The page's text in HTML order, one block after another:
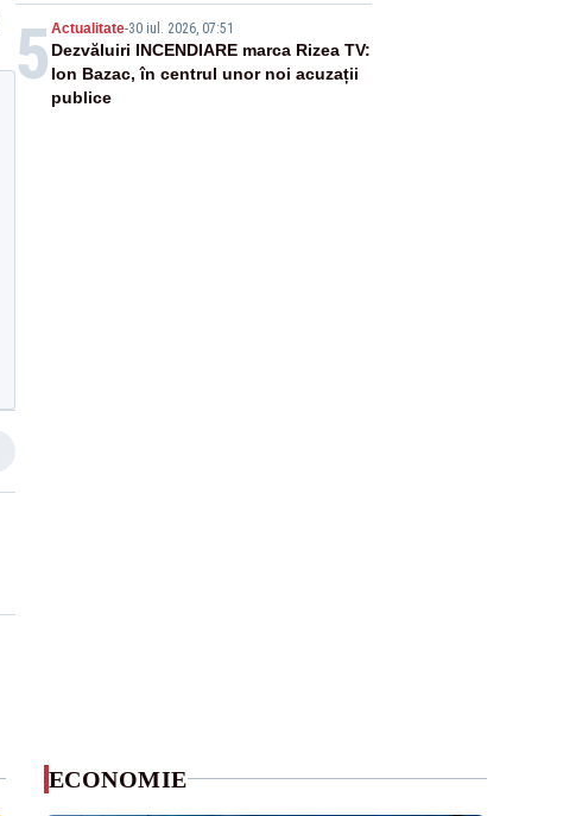
5 Actualitate-30 iul. 2026, 07:51
Dezvăluiri INCENDIARE marca Rizea TV:
Ion Bazac, în centrul unor noi acuzații
publice
ECONOMIE